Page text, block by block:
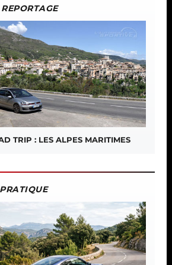
TRIP : LES ALPES MARITIMES